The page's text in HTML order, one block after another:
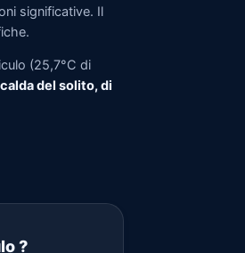
significative. Il
(25,7°C di
del solito, di
?